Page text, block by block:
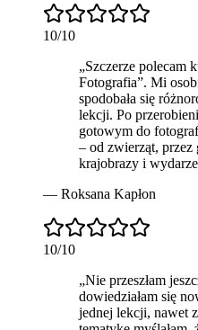
10/10
„Szczerze polecam
Fotografia”. Mi
spodobała się
lekcji. Po
gotowym do
– od zwierząt, przez
krajobrazy i
— Roksana Kapłon
10/10
„Nie przeszłam
dowiedziałam się
jednej lekcji, nawet